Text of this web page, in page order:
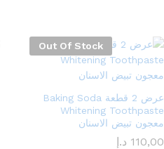
Out Of Stock
عرض 2 قطعة Baking Soda
Whitening Toothpaste
معجون تبيض الاسنان
110,00 د.إ